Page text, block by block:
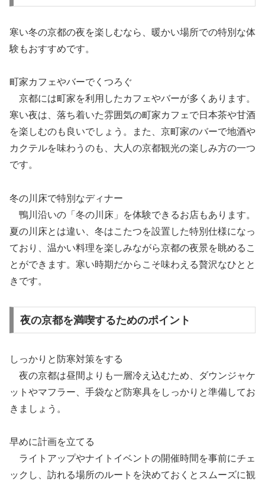
寒い冬の京都の夜を楽しむなら、暖かい場所での特別な体
験もおすすめです。
町家カフェやバーでくつろぐ
京都には町家を利用したカフェやバーが多くあります。
寒い夜は、落ち着いた雰囲気の町家カフェで日本茶や甘酒
を楽しむのも良いでしょう。また、京町家のバーで地酒や
カクテルを味わうのも、大人の京都観光の楽しみ方の一つ
です。
冬の川床で特別なディナー
鴨川沿いの「冬の川床」を体験できるお店もあります。
夏の川床とは違い、冬はこたつを設置した特別仕様になっ
ており、温かい料理を楽しみながら京都の夜景を眺めるこ
とができます。寒い時期だからこそ味わえる贅沢なひとと
きです。
夜の京都を満喫するためのポイント
しっかりと防寒対策をする
夜の京都は昼間よりも一層冷え込むため、ダウンジャケ
ットやマフラー、手袋など防寒具をしっかりと準備してお
きましょう。
早めに計画を立てる
ライトアップやナイトイベントの開催時間を事前にチェ
ックし、訪れる場所のルートを決めておくとスムーズに観